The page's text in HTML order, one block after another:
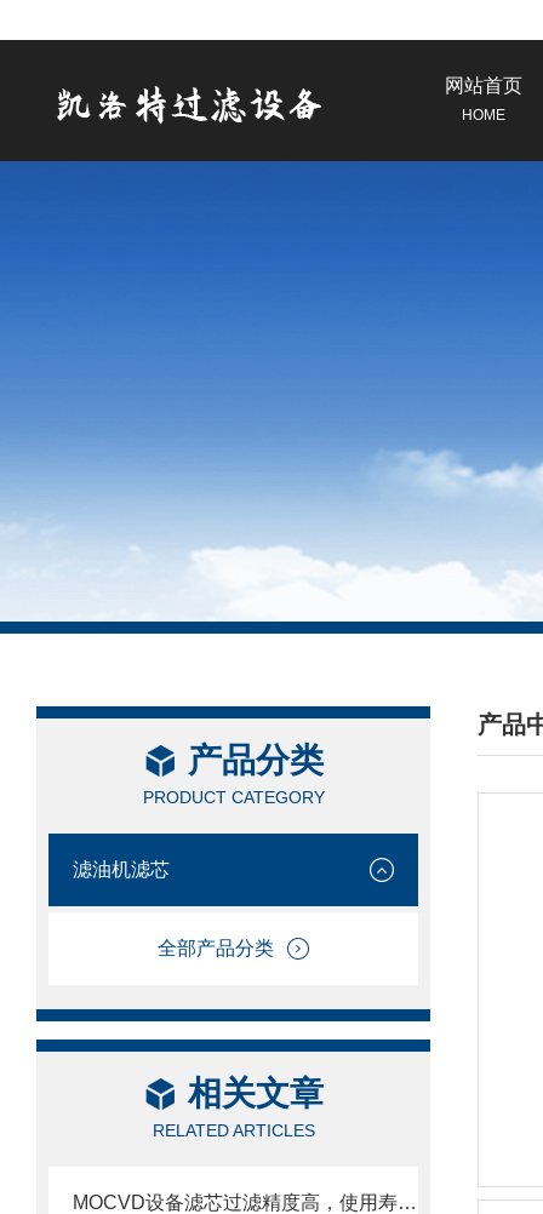
网站首页
HOME
产品分类
PRODUCT CATEGORY
滤油机滤芯
全部产品分类
相关文章
RELATED ARTICLES
MOCVD设备滤芯过滤精度高，使用寿命长
产品
/